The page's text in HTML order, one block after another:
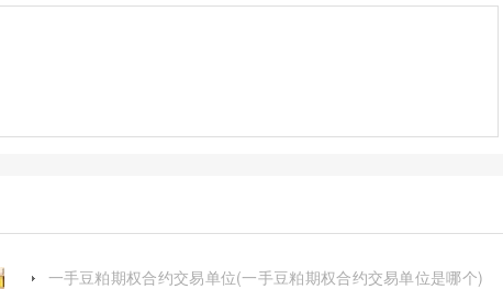
一手豆粕期权合约交易单位(一手豆粕期权合约交易单位是哪个)